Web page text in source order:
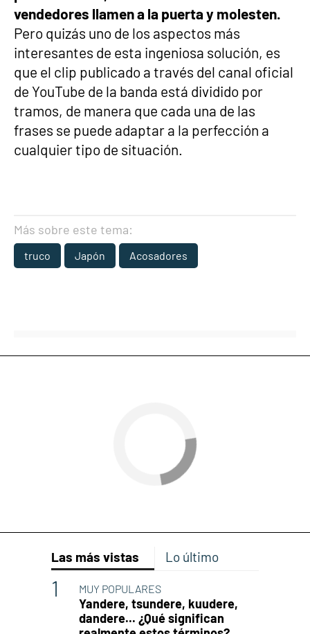
vendedores llamen a la puerta y molesten.
Pero quizás uno de los aspectos más
interesantes de esta ingeniosa solución, es
que el clip publicado a través del canal oficial
de YouTube de la banda está dividido por
tramos, de manera que cada una de las
frases se puede adaptar a la perfección a
cualquier tipo de situación.
Más sobre este tema:
truco Japón Acosadores
Las más vistas Lo último
MUY POPULARES
Yandere, tsundere, kuudere,
dandere... ¿Qué significan